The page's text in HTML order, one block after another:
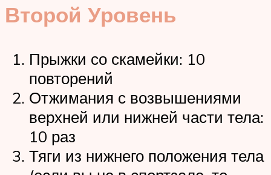
Второй Уровень
Прыжки со скамейки: 10
повторений
Отжимания с возвышениями
верхней или нижней части тела:
10 раз
Тяги из нижнего положения тела